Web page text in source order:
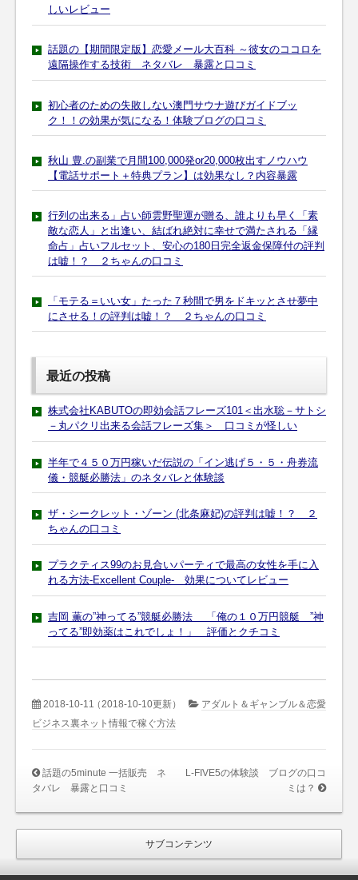
しいレビュー
話題の【期間限定版】恋愛メール大百科 ～彼女のココロを
遠隔操作する技術 ネタバレ 暴露と口コミ
初心者のための失敗しない澳門サウナ遊びガイドブッ
ク！！の効果が気になる！体験ブログの口コミ
秋山 豊.の副業で月間100,000発or20,000枚出すノウハウ
【電話サポート＋特典プラン】は効果なし？内容暴露
行列の出来る」占い師雲野聖運が贈る、誰よりも早く「素
敵な恋人」と出逢い、結ばれ絶対に幸せで満たされる「縁
命占」占いフルセット、安心の180日完全返金保障付の評判
は嘘！？ ２ちゃんの口コミ
「モテる＝いい女」たった７秒間で男をドキッとさせ夢中
にさせる！の評判は嘘！？ ２ちゃんの口コミ
最近の投稿
株式会社KABUTOの即効会話フレーズ101＜出水聡－サトシ
－丸パクリ出来る会話フレーズ集＞ 口コミが怪しい
半年で４５０万円稼いだ伝説の「イン逃げ５・５・舟券流
儀・競艇必勝法」のネタバレと体験談
ザ・シークレット・ゾーン (北条麻妃)の評判は嘘！？ ２
ちゃんの口コミ
プラクティス99のお見合いパーティで最高の女性を手に入
れる方法-Excellent Couple- 効果についてレビュー
吉岡 薫の”神ってる”競艇必勝法 「俺の１０万円競艇 ”神
ってる”即効薬はこれでしょ！」 評価とクチコミ
2018-10-11（2018-10-10更新）
アダルト＆ギャンブル＆恋愛
ビジネス裏ネット情報で稼ぐ方法
話題の5minute 一括販売 ネ
タバレ 暴露と口コミ
L-FIVE5の体験談 ブログの口コ
ミは？
サブコンテンツ